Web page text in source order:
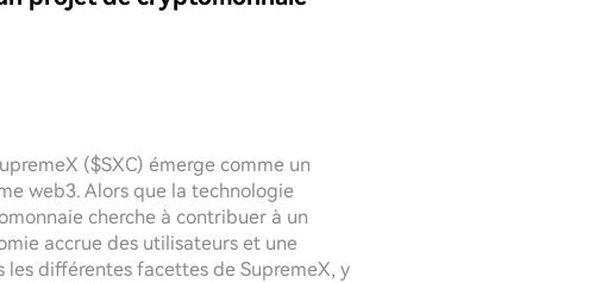
($SXC) émerge comme un
web3. Alors que la technologie
cherche à contribuer à un
accrue des utilisateurs et une
différentes facettes de SupremeX, y